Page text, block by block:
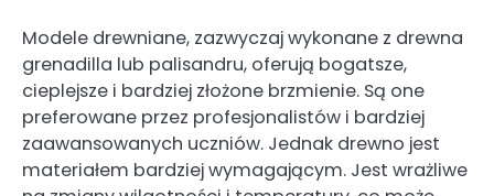
Modele drewniane, zazwyczaj wykonane z drewna
grenadilla lub palisandru, oferują bogatsze,
cieplejsze i bardziej złożone brzmienie. Są one
preferowane przez profesjonalistów i bardziej
zaawansowanych uczniów. Jednak drewno jest
materiałem bardziej wymagającym. Jest wrażliwe